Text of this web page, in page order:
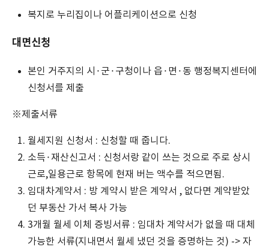
복지로 누리집이나 어플리케이션으로 신청
대면신청
본인 거주지의 시·군·구청이나 읍·면·동 행정복지센터에
신청서를 제출
※제출서류
월세지원 신청서 : 신청할 때 줍니다.
소득·재산신고서 : 신청서랑 같이 쓰는 것으로 주로 상시
근로,일용근로 항목에 현재 버는 액수를 적으면됨.
임대차계약서 : 방 계약시 받은 계약서 , 없다면 계약받았
던 부동산 가서 복사 가능
3개월 월세 이체 증빙서류 : 임대차 계약서가 없을 때 대체
가능한 서류(지내면서 월세 냈던 것을 증명하는 것) -> 자